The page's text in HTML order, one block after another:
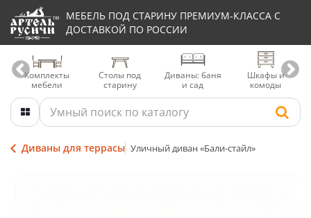
МЕБЕЛЬ ПОД СТАРИНУ ПРЕМИУМ-КЛАССА С
ДОСТАВКОЙ ПО РОССИИ
Комплекты
мебели
Столы под
старину
Диваны: баня
и сад
Шкафы и
комоды
Диваны для террасы Уличный диван «Бали-стайл»